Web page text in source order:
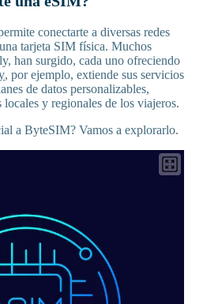
conectarte a diversas redes
tarjeta SIM física. Muchos
han surgido, cada uno ofreciendo
, por ejemplo, extiende sus servicios
de datos personalizables,
locales y regionales de los viajeros.
a ByteSIM? Vamos a explorarlo.